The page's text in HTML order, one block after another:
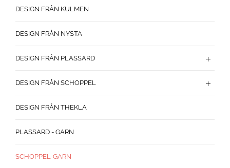
DESIGN FRÅN KULMEN
DESIGN FRÅN NYSTA
DESIGN FRÅN PLASSARD
DESIGN FRÅN SCHOPPEL
DESIGN FRÅN THEKLA
PLASSARD - GARN
SCHOPPEL-GARN